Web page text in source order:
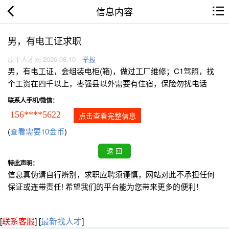
信息内容
男，有电工证求职
原平人才网 2026.08.10 举报
男，有电工证，会组装电柜(箱)，做过工厂维修；C1驾照，找
个工资在四千以上，枣强县以外需要有住宿，保险勿扰电话
联系人手机/微信：
156****5622 点击查看完整信息
(查看需要10金币)
特此声明：
信息真伪请自行辨别，求职应聘须谨慎，网站对此不承担任何
保证或连带责任! 希望我们的平台能为您带来更多的便利！
[联系客服] [最新找人才]